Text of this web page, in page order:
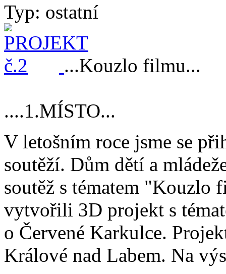
Typ: ostatní
...Kouzlo filmu...
....1.MÍSTO...
V letošním roce jsme se
soutěží. Dům dětí a
soutěž s tématem "Kouzlo
vytvořili 3D projekt s
o Červené Karkulce.
Králové nad Labem. Na